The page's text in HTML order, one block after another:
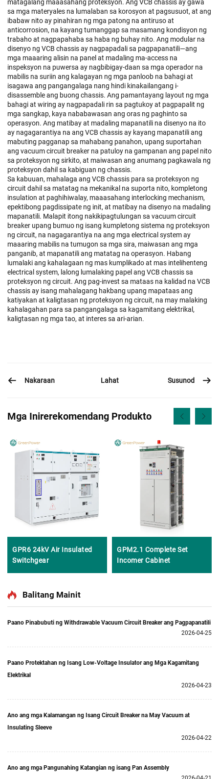
matagalang maaasahang proteksyon. Ang VCB chassis ay gawa
sa mga materyales na lumalaban sa korosyon at pagsusuot, at ang
ibabaw nito ay pinahiran ng mga patong na antiruso at
anticorrosion, na kayang tumanggap sa masamang kondisyon ng
trabaho at nagpapahaba sa haba ng buhay nito. Ang modular na
disenyo ng VCB chassis ay nagpapadali sa pagpapanatili—ang
mga maaaring alisin na panel at madaling ma-access na
inspeksyon na puwersa ay nagbibigay-daan sa mga operador na
mabilis na suriin ang kalagayan ng mga panloob na bahagi at
isagawa ang pangangalaga nang hindi kinakailangang i-
disassemble ang buong chassis. Ang pamantayang layout ng mga
bahagi at wiring ay nagpapadali rin sa pagtukoy at pagpapalit ng
mga sangkap, kaya nababawasan ang oras ng paghinto sa
operasyon. Ang matibay at madaling mapanatili na disenyo na ito
ay nagagarantiya na ang VCB chassis ay kayang mapanatili ang
mabuting pagganap sa mahabang panahon, upang suportahan
ang vacuum circuit breaker na patuloy na gampanan ang papel nito
sa proteksyon ng sirkito, at maiwasan ang anumang pagkawala ng
proteksyon dahil sa kabiguan ng chassis.
Sa kabuuan, mahalaga ang VCB chassis para sa proteksyon ng
circuit dahil sa matatag na mekanikal na suporta nito, kompletong
insulation at paghihiwalay, maaasahang interlocking mechanism,
epektibong pagdissipate ng init, at matibay na disenyo na madaling
mapanatili. Malapit itong nakikipagtulungan sa vacuum circuit
breaker upang bumuo ng isang kumpletong sistema ng proteksyon
ng circuit, na nagagarantiya na ang mga electrical system ay
maaaring mabilis na tumugon sa mga sira, maiwasan ang mga
panganib, at mapanatili ang matatag na operasyon. Habang
lumalaki ang kahalagaan ng mas kumplikado at mas intelihenteng
electrical system, lalong lumalaking papel ang VCB chassis sa
proteksyon ng circuit. Ang pag-invest sa mataas na kalidad na VCB
chassis ay isang mahalagang hakbang upang mapataas ang
katiyakan at kaligtasan ng proteksyon ng circuit, na may malaking
kahalagahan para sa pangangalaga sa kagamitang elektrikal,
kaligtasan ng mga tao, at interes sa ari-arian.
Nakaraan Lahat Susunod
Mga Inirerekomendang Produkto
GPR6 24kV Air Insulated
Switchgear
GPM2.1 Complete Set
Incomer Cabinet
Balitang Mainit
Paano Pinabubuti ng Withdrawable Vacuum Circuit Breaker ang Pagpapanatili
2026-04-25
Paano Protektahan ng Isang Low-Voltage Insulator ang Mga Kagamitang
Elektrikal
2026-04-23
Ano ang mga Kalamangan ng Isang Circuit Breaker na May Vacuum at
Insulating Sleeve
2026-04-22
Ano ang mga Pangunahing Katangian ng isang Pan Assembly